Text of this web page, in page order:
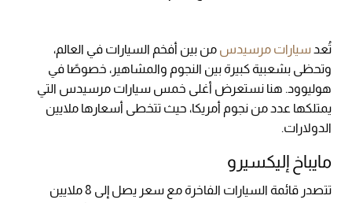
تُعد سيارات مرسيدس من بين أفخم السيارات في العالم،
وتحظى بشعبية كبيرة بين النجوم والمشاهير، خصوصًا في
هوليوود. هنا نستعرض أغلى خمس سيارات مرسيدس التي
يمتلكها عدد من نجوم أمريكا، حيث تتخطى أسعارها ملايين
الدولارات.
مايباخ إليكسيرو
تتصدر قائمة السيارات الفاخرة مع سعر يصل إلى 8 ملايين